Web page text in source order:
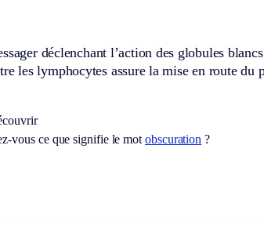
déclenchant l’action des globules
les lymphocytes assure la mise en route du
vous ce que signifie le motobscuration ?